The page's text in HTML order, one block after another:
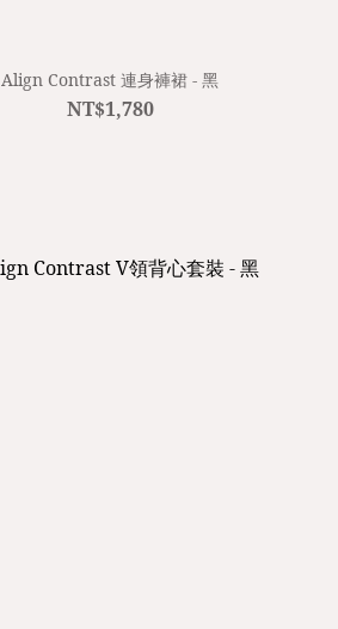
Align Contrast 連身褲裙 - 黑
NT$1,780